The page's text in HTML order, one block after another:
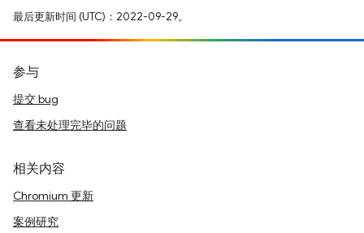
最后更新时间 (UTC)：2022-09-29。
参与
提交 bug
查看未处理完毕的问题
相关内容
Chromium 更新
案例研究